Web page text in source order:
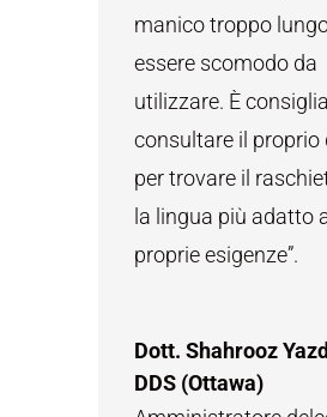
manico troppo
essere scomodo da
utilizzare. È
consultare il proprio
per trovare il
la lingua più adatto
proprie esigenze”.
Dott. Shahrooz
DDS (Ottawa)